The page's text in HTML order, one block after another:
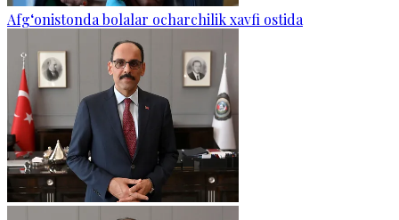
Afg‘onistonda bolalar ocharchilik xavfi ostida